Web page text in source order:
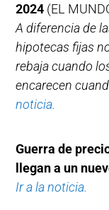
2024 (EL
A diferencia de
hipotecas fijas
rebaja cuando
encarecen
noticia.
Guerra de
llegan a un
Ir a la noticia.